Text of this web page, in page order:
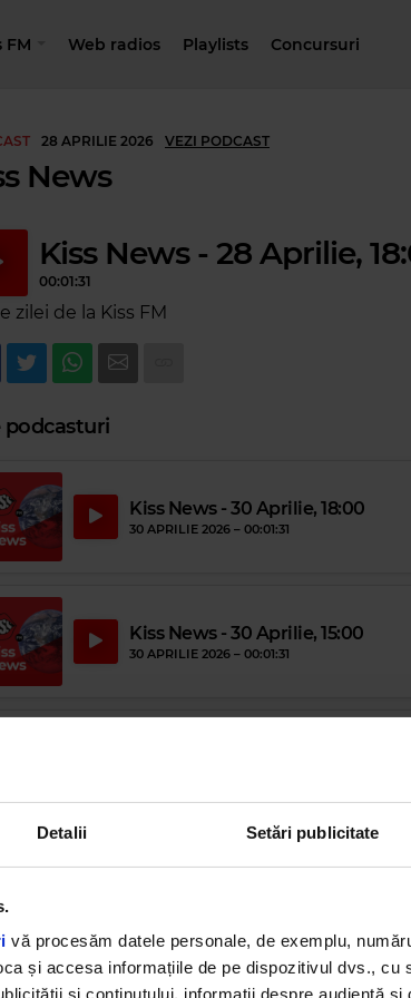
Detalii Setări publicitate
vă procesăm datele personale, de exemplu,
și accesa informațiile de pe dispozitivul dvs., cu
FM Web radios Playlists Concursuri
28 APRILIE 2026 VEZI PODCAST
News
Kiss News - 28 Aprilie,
00:01:31
zilei de la Kiss FM
podcasturi
Kiss News - 30 Aprilie, 18:00
30 APRILIE 2026 – 00:01:31
Kiss News - 30 Aprilie, 15:00
30 APRILIE 2026 – 00:01:31